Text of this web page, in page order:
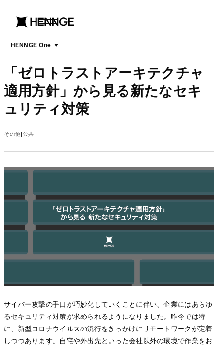
menu
open
HENNGE Onemenu
「ゼロトラストアーキテクチャ
適用方針」から見る新たなセキ
ュリティ対策
その他 公共
サイバー攻撃の手口が巧妙化していくことに伴い、企業にはあらゆ
るセキュリティ対策が求められるようになりました。昨今では特
に、新型コロナウイルスの流行をきっかけにリモートワークが定着
しつつあります。自宅や外出先といった会社以外の環境で作業をお